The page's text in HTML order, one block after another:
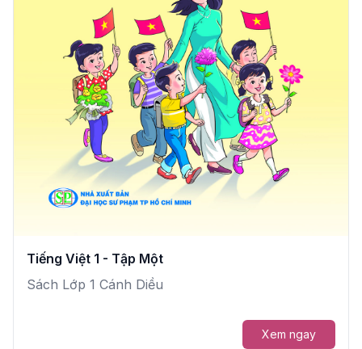
Tiếng Việt 1 - Tập Một
Sách Lớp 1 Cánh Diều
Xem ngay